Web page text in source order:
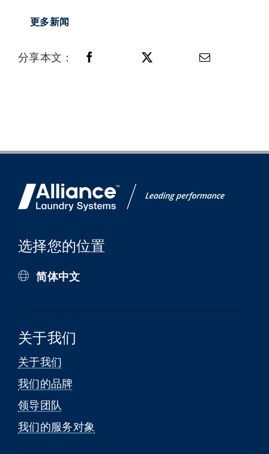
更多新闻
分享本文：
选择您的位置
简体中文
关于我们
关于我们
我们的品牌
领导团队
我们的服务对象